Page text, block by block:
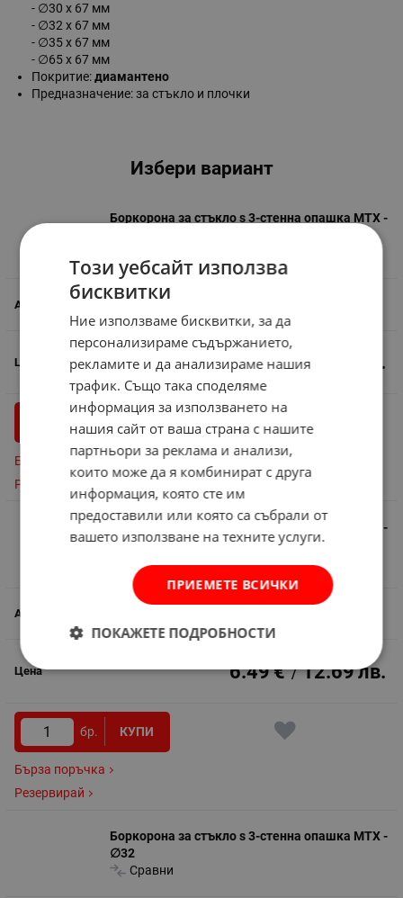
- ∅30 х 67 мм
- ∅32 х 67 мм
- ∅35 х 67 мм
- ∅65 х 67 мм
Покритие:диамантено
Предназначение: за стъкло и плочки
Избери вариант
Боркорона за стъкло s 3-стенна опашка MTX -
6.03€ / 11.79 лв.
КУПИ
Бърза поръчка
Резервирай
Боркорона за стъкло s 3-стенна опашка MTX -
∅30
6.49€ / 12.69лв.
бр. КУПИ
Бърза поръчка
Резервирай
Боркорона за стъкло s 3-стенна опашка MTX -
∅32
Сравни
Този уебсайт използва
бисквитки
Ние използваме бисквитки, за да
персонализираме съдържанието,
рекламите и да анализираме нашия
трафик. Също така споделяме
информация за използването на
нашия сайт от ваша страна с нашите
партньори за реклама и анализи,
които може да я комбинират с друга
информация, която сте им
предоставили или която са събрали от
вашето използване на техните услуги.
ПРИЕМЕТЕ ВСИЧКИ
ПОКАЖЕТЕ ПОДРОБНОСТИ